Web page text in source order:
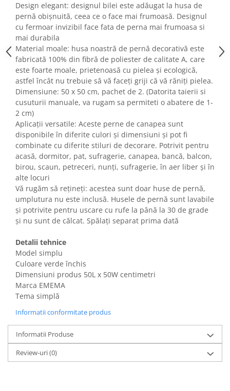
Ceasuri dama
Cutii, curele si accesorii ceasuri
Genti si accesorii barbati
Genti si accesorii femei
Imbracaminte barbati
Imbracaminte femei
Imbracaminte si Incaltaminte copii
Incaltaminte barbati
Incaltaminte femei
Ochelari de soare
Ochelari de vedere
Gaming, Carti & Birotica
Birotica & Papetarie
Console, Jocuri & Accesorii
Ingrijire personala & Cosmetice
Accesorii aparate de ras electrice
Accesorii aparate hair styling
Aparate & Accesorii ingrijire
personala
Aparate cosmetice
Articole Sanatate si Wellness
Consumabile sanitare
Cosmetice si produse ingrijire
personala
Igiena dentara
Jucarii, Copii & Bebe
Camera copilului
Design elegant: designul bilei este adăugat la husa de
pernă obișnuită, ceea ce o face mai frumoasă. Designul
cu fermoar invizibil face fata de perna mai frumoasa si
mai durabila
Material moale: husa noastră de pernă decorativă este
fabricată 100% din fibră de poliester de calitate A, care
este foarte moale, prietenoasă cu pielea și ecologică,
astfel încât nu trebuie să vă faceți griji că vă răniți pielea.
Dimensiune: 50 x 50 cm, pachet de 2. (Datorita taierii si
cusuturii manuale, va rugam sa permiteti o abatere de 1-
2 cm)
Aplicații versatile: Aceste perne de canapea sunt
disponibile în diferite culori și dimensiuni și pot fi
combinate cu diferite stiluri de decorare. Potrivit pentru
acasă, dormitor, pat, sufragerie, canapea, bancă, balcon,
birou, scaun, petreceri, nunți, sufragerie, în aer liber și în
alte locuri
Vă rugăm să rețineți: acestea sunt doar huse de pernă,
umplutura nu este inclusă. Husele de pernă sunt lavabile
și potrivite pentru uscare cu rufe la până la 30 de grade
și nu sunt de călcat. Spălați separat prima dată
Detalii tehnice
Model simplu
Culoare verde închis
Dimensiuni produs 50L x 50W centimetri
Marca EMEMA
Tema simplă
Informatii conformitate produs
Informatii Produse
Review-uri(0)